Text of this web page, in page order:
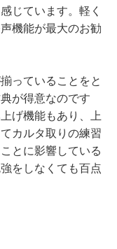
じています。軽く
機能が最大のお勧
っていることをと
が得意なのです
げ機能もあり、上
カルタ取りの練習
とに影響している
をしなくても百点